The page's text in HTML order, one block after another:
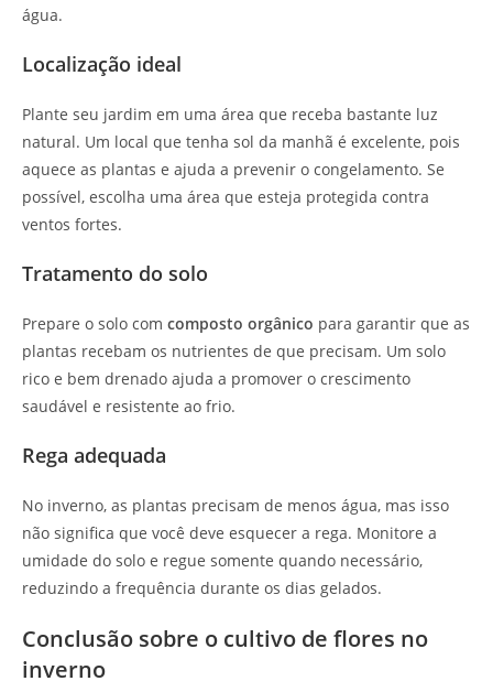
água.
Localização ideal
Plante seu jardim em uma área que receba bastante luz
natural. Um local que tenha sol da manhã é excelente, pois
aquece as plantas e ajuda a prevenir o congelamento. Se
possível, escolha uma área que esteja protegida contra
ventos fortes.
Tratamento do solo
Prepare o solo com composto orgânico para garantir que as
plantas recebam os nutrientes de que precisam. Um solo
rico e bem drenado ajuda a promover o crescimento
saudável e resistente ao frio.
Rega adequada
No inverno, as plantas precisam de menos água, mas isso
não significa que você deve esquecer a rega. Monitore a
umidade do solo e regue somente quando necessário,
reduzindo a frequência durante os dias gelados.
Conclusão sobre o cultivo de flores no
inverno